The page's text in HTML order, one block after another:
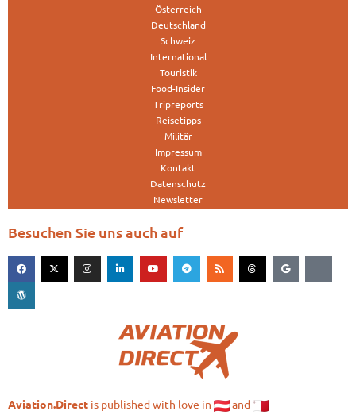
Österreich
Deutschland
Schweiz
International
Touristik
Food-Insider
Tripreports
Reisetipps
Militär
Impressum
Kontakt
Datenschutz
Newsletter
Besuchen Sie uns auch auf
Aviation.Direct is published with love in and